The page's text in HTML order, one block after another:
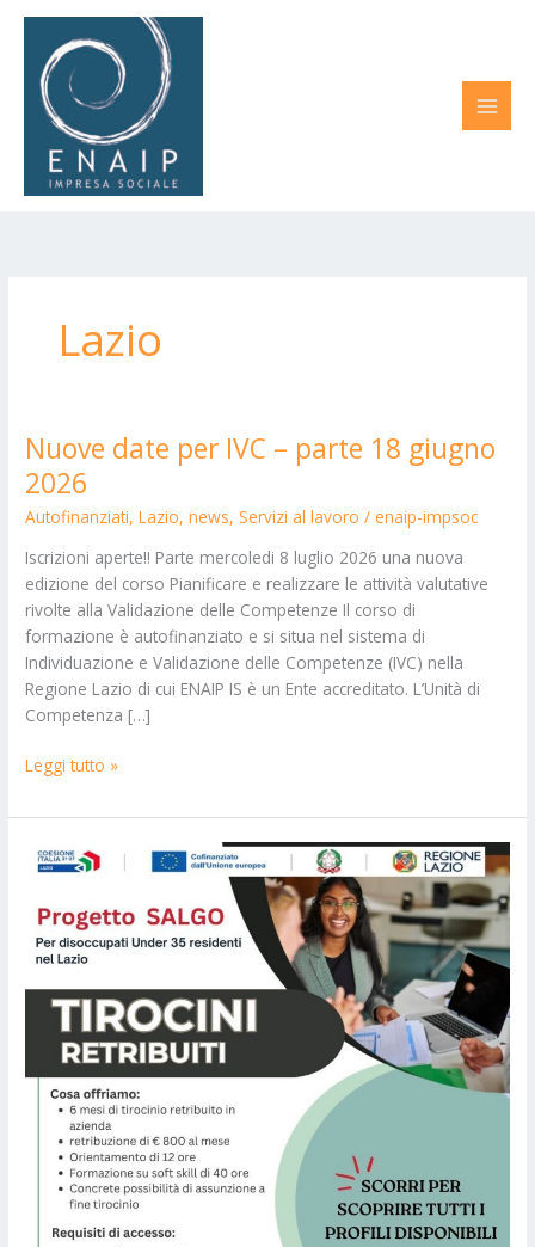
contenuto
Lazio
Nuove date per IVC – parte 18 giugno
2026
Autofinanziati,Lazio,news,Servizi al lavoro / enaip-impsoc
Iscrizioni aperte!! Parte mercoledi 8 luglio 2026 una nuova
edizione del corso Pianificare e realizzare le attività valutative
rivolte alla Validazione delle Competenze Il corso di
formazione è autofinanziato e si situa nel sistema di
Individuazione e Validazione delle Competenze (IVC) nella
Regione Lazio di cui ENAIP IS è un Ente accreditato. L’Unità di
Competenza […]
Nuove
date
per
IVC
–
parte
18
giugno
2026
Leggi tutto »
Tirocini
retribuiti
nel
Lazio
SALGO
entro
31/07/2026